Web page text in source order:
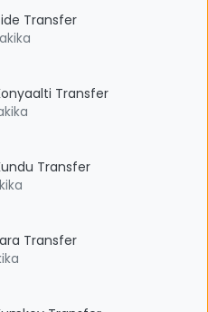
Transfer
Transfer
Transfer
Transfer